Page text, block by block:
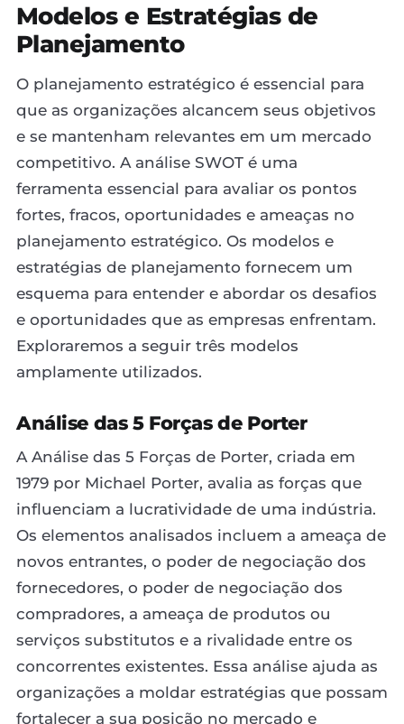
Modelos e Estratégias de
Planejamento
O planejamento estratégico é essencial para
que as organizações alcancem seus objetivos
e se mantenham relevantes em um mercado
competitivo. A análise SWOT é uma
ferramenta essencial para avaliar os pontos
fortes, fracos, oportunidades e ameaças no
planejamento estratégico. Os modelos e
estratégias de planejamento fornecem um
esquema para entender e abordar os desafios
e oportunidades que as empresas enfrentam.
Exploraremos a seguir três modelos
amplamente utilizados.
Análise das 5 Forças de Porter
A Análise das 5 Forças de Porter, criada em
1979 por Michael Porter, avalia as forças que
influenciam a lucratividade de uma indústria.
Os elementos analisados incluem a ameaça de
novos entrantes, o poder de negociação dos
fornecedores, o poder de negociação dos
compradores, a ameaça de produtos ou
serviços substitutos e a rivalidade entre os
concorrentes existentes. Essa análise ajuda as
organizações a moldar estratégias que possam
fortalecer a sua posição no mercado e